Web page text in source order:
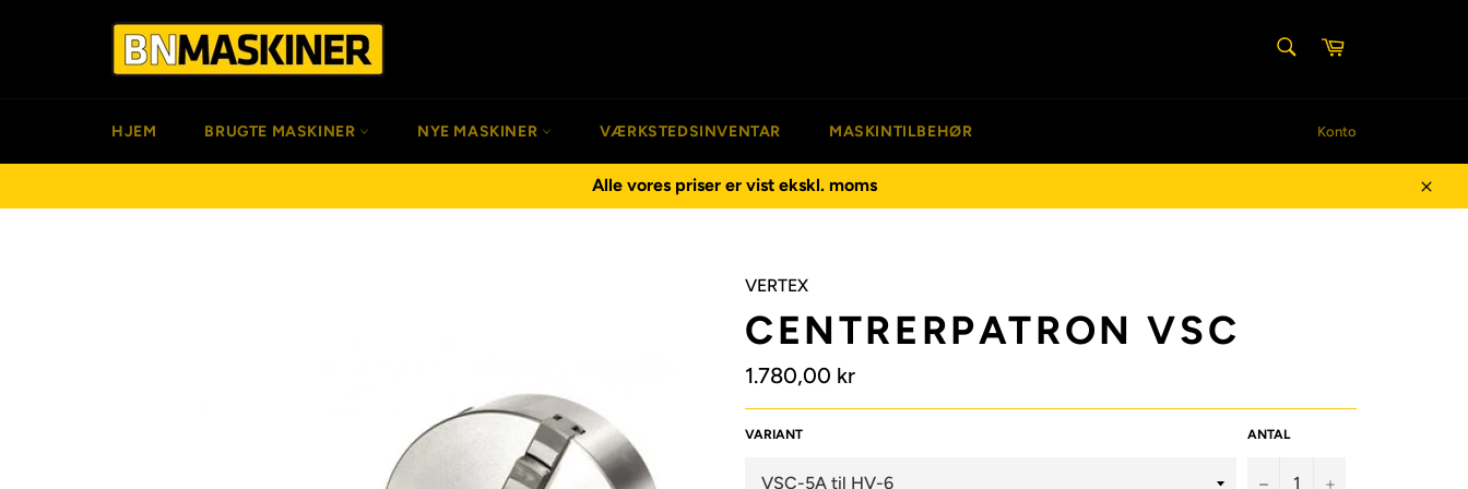
Indkøbskurv
HJEM BRUGTE MASKINER NYE MASKINER VÆRKSTEDSINVENTAR MASKINTILBEHØR Konto
Alle vores priser er vist ekskl. moms
Luk
VERTEX
CENTRERPATRON VSC
Normalpris
1.780,00 kr
VARIANT ANTAL
− +